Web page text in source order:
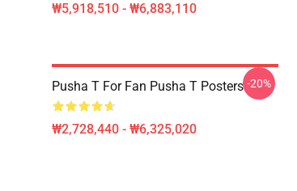
₩5,918,510 - ₩6,883,110
Pusha T For Fan Pusha T Posters
₩2,728,440 - ₩6,325,020
-20%